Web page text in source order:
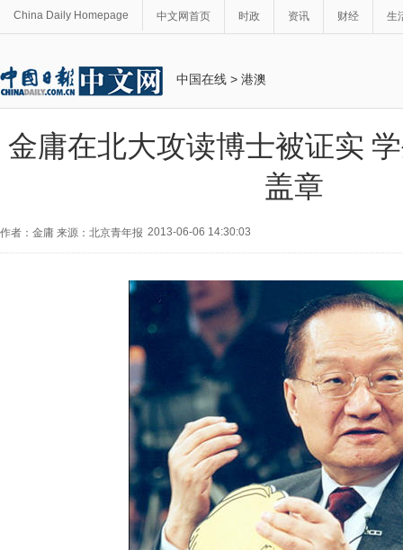
China Daily Homepage 中文网首页 时政 资讯 财经 生
中国在线 > 港澳
金庸在北大攻读博士被证实
盖章
作者：金庸 来源：北京青年报 2013-06-06 14:30:03